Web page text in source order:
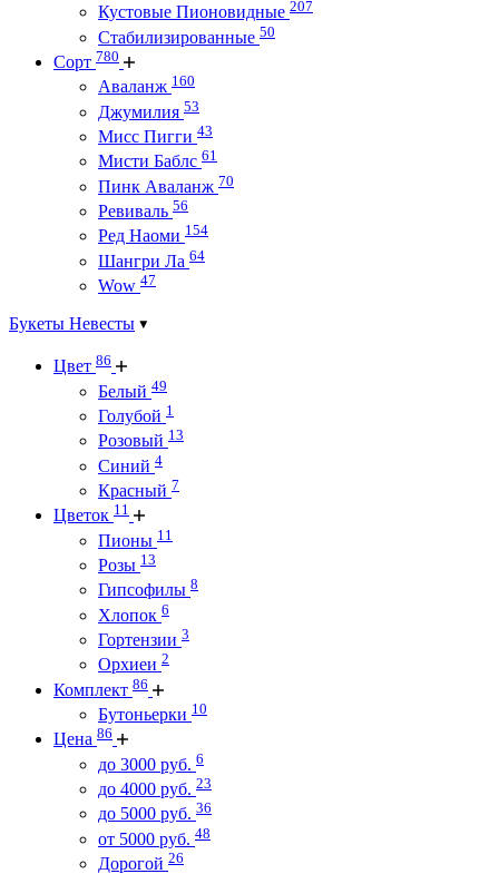
Кустовые Пионовидные 207
Стабилизированные 50
Сорт 780
Аваланж 160
Джумилия 53
Мисс Пигги 43
Мисти Баблс 61
Пинк Аваланж 70
Ревиваль 56
Ред Наоми 154
Шангри Ла 64
Wow 47
Букеты Невесты
Цвет 86
Белый 49
Голубой 1
Розовый 13
Синий 4
Красный 7
Цветок 11
Пионы 11
Розы 13
Гипсофилы 8
Хлопок 6
Гортензии 3
Орхиеи 2
Комплект 86
Бутоньерки 10
Цена 86
до 3000 руб. 6
до 4000 руб. 23
до 5000 руб. 36
от 5000 руб. 48
Дорогой 26